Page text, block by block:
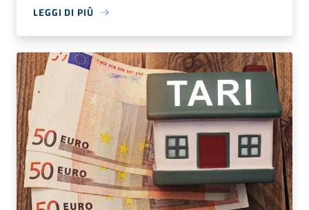
LEGGI DI PIÙ